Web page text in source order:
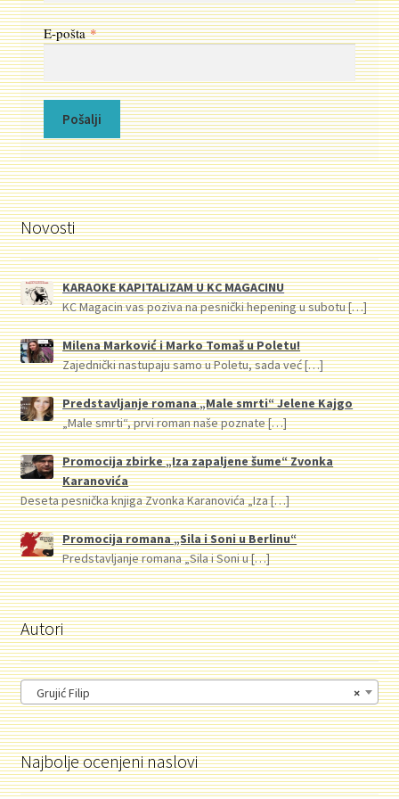
E-pošta*
Novosti
KARAOKE KAPITALIZAM U KC MAGACINU
KC Magacin vas poziva na pesnički hepening u subotu[…]
Milena Marković i Marko Tomaš u Poletu!
Zajednički nastupaju samo u Poletu, sada već[…]
Predstavljanje romana „Male smrti“ Jelene Kajgo
„Male smrti“, prvi roman naše poznate[…]
Promocija zbirke „Iza zapaljene šume“ Zvonka
Karanovića
Deseta pesnička knjiga Zvonka Karanovića „Iza[…]
Promocija romana „Sila i Soni u Berlinu“
Predstavljanje romana „Sila i Soni u[…]
Autori
×
Grujić Filip
Najbolje ocenjeni naslovi